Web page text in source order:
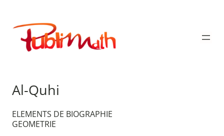
contenu
Publimath
Al-Quhi
ELEMENTS DE BIOGRAPHIE
GEOMETRIE